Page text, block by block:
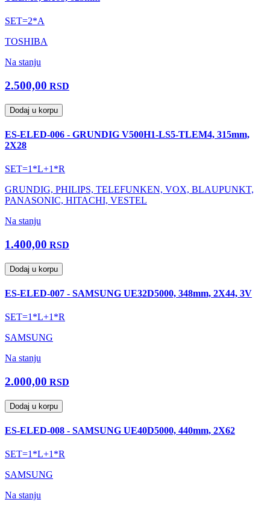
SET=2*A
TOSHIBA
Na stanju
2.500,00 RSD
Dodaj u korpu
ES-ELED-006 - GRUNDIG V500H1-LS5-TLEM4, 315mm,
2X28
SET=1*L+1*R
GRUNDIG, PHILIPS, TELEFUNKEN, VOX, BLAUPUNKT,
PANASONIC, HITACHI, VESTEL
Na stanju
1.400,00 RSD
Dodaj u korpu
ES-ELED-007 - SAMSUNG UE32D5000, 348mm, 2X44, 3V
SET=1*L+1*R
SAMSUNG
Na stanju
2.000,00 RSD
Dodaj u korpu
ES-ELED-008 - SAMSUNG UE40D5000, 440mm, 2X62
SET=1*L+1*R
SAMSUNG
Na stanju